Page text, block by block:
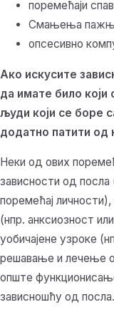
поремећаји
Смањења
опсесивно
Ако искусите
да имате било
људи који се боре
додатно патити од
Неки од ових
зависности од посла
поремећај
(нпр. анксиозност
уобичајене узроке
решавање и лечење
опште
зависношћу од посла.